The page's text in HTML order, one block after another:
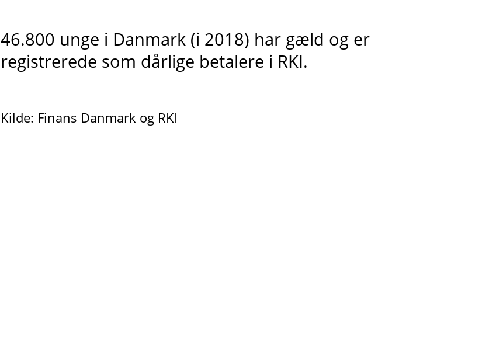
46.800 unge i Danmark (i 2018) har gæld og er
registrerede som dårlige betalere i RKI.
Kilde: Finans Danmark og RKI